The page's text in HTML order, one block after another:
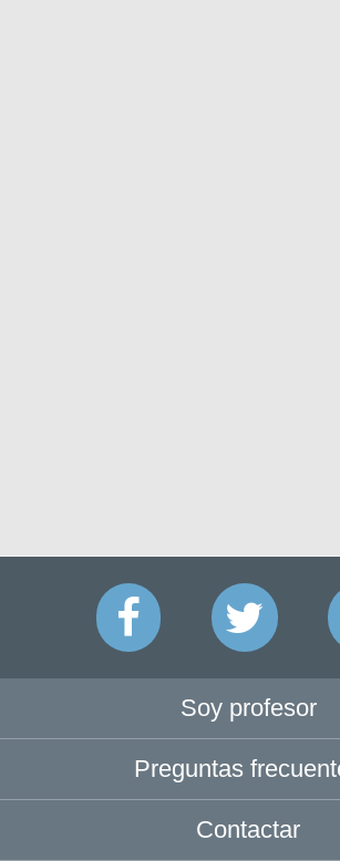
Soy profesor
Preguntas
Contactar